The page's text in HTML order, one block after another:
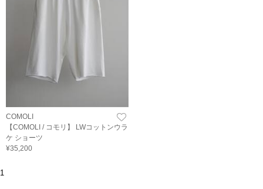
COMOLI
【COMOLI / コモリ】 LWコットンウラ
ケ ショーツ
¥35,200
1